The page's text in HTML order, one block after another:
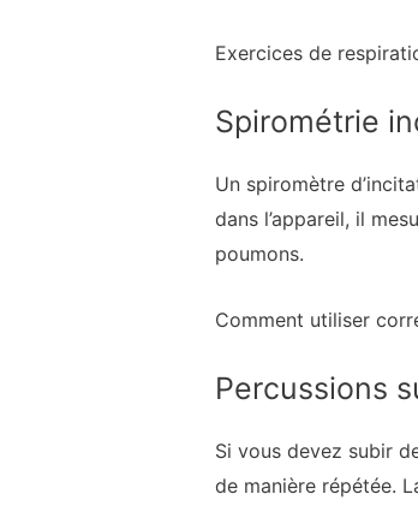
Exercices de
Spirométrie
Un spiromètre
dans l’appareil, il
poumons.
Comment utiliser
Percussions
Si vous devez subir
de manière répétée.